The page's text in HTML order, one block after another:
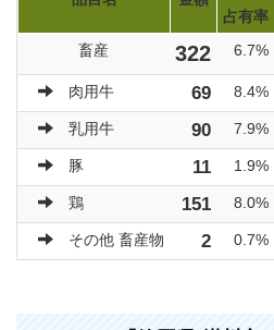
占有率
畜産
322 6.7%
肉用牛 69 8.4%
乳用牛 90 7.9%
豚 11 1.9%
鶏 151 8.0%
その他 畜産物 2 0.7%